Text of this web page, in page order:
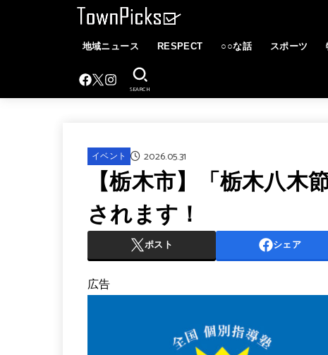
地域ニュース RESPECT ○○な話 スポーツ
SEARCH
イベント 2026.05.31
【栃木市】「栃木八木
されます！
ポスト シェア
広告